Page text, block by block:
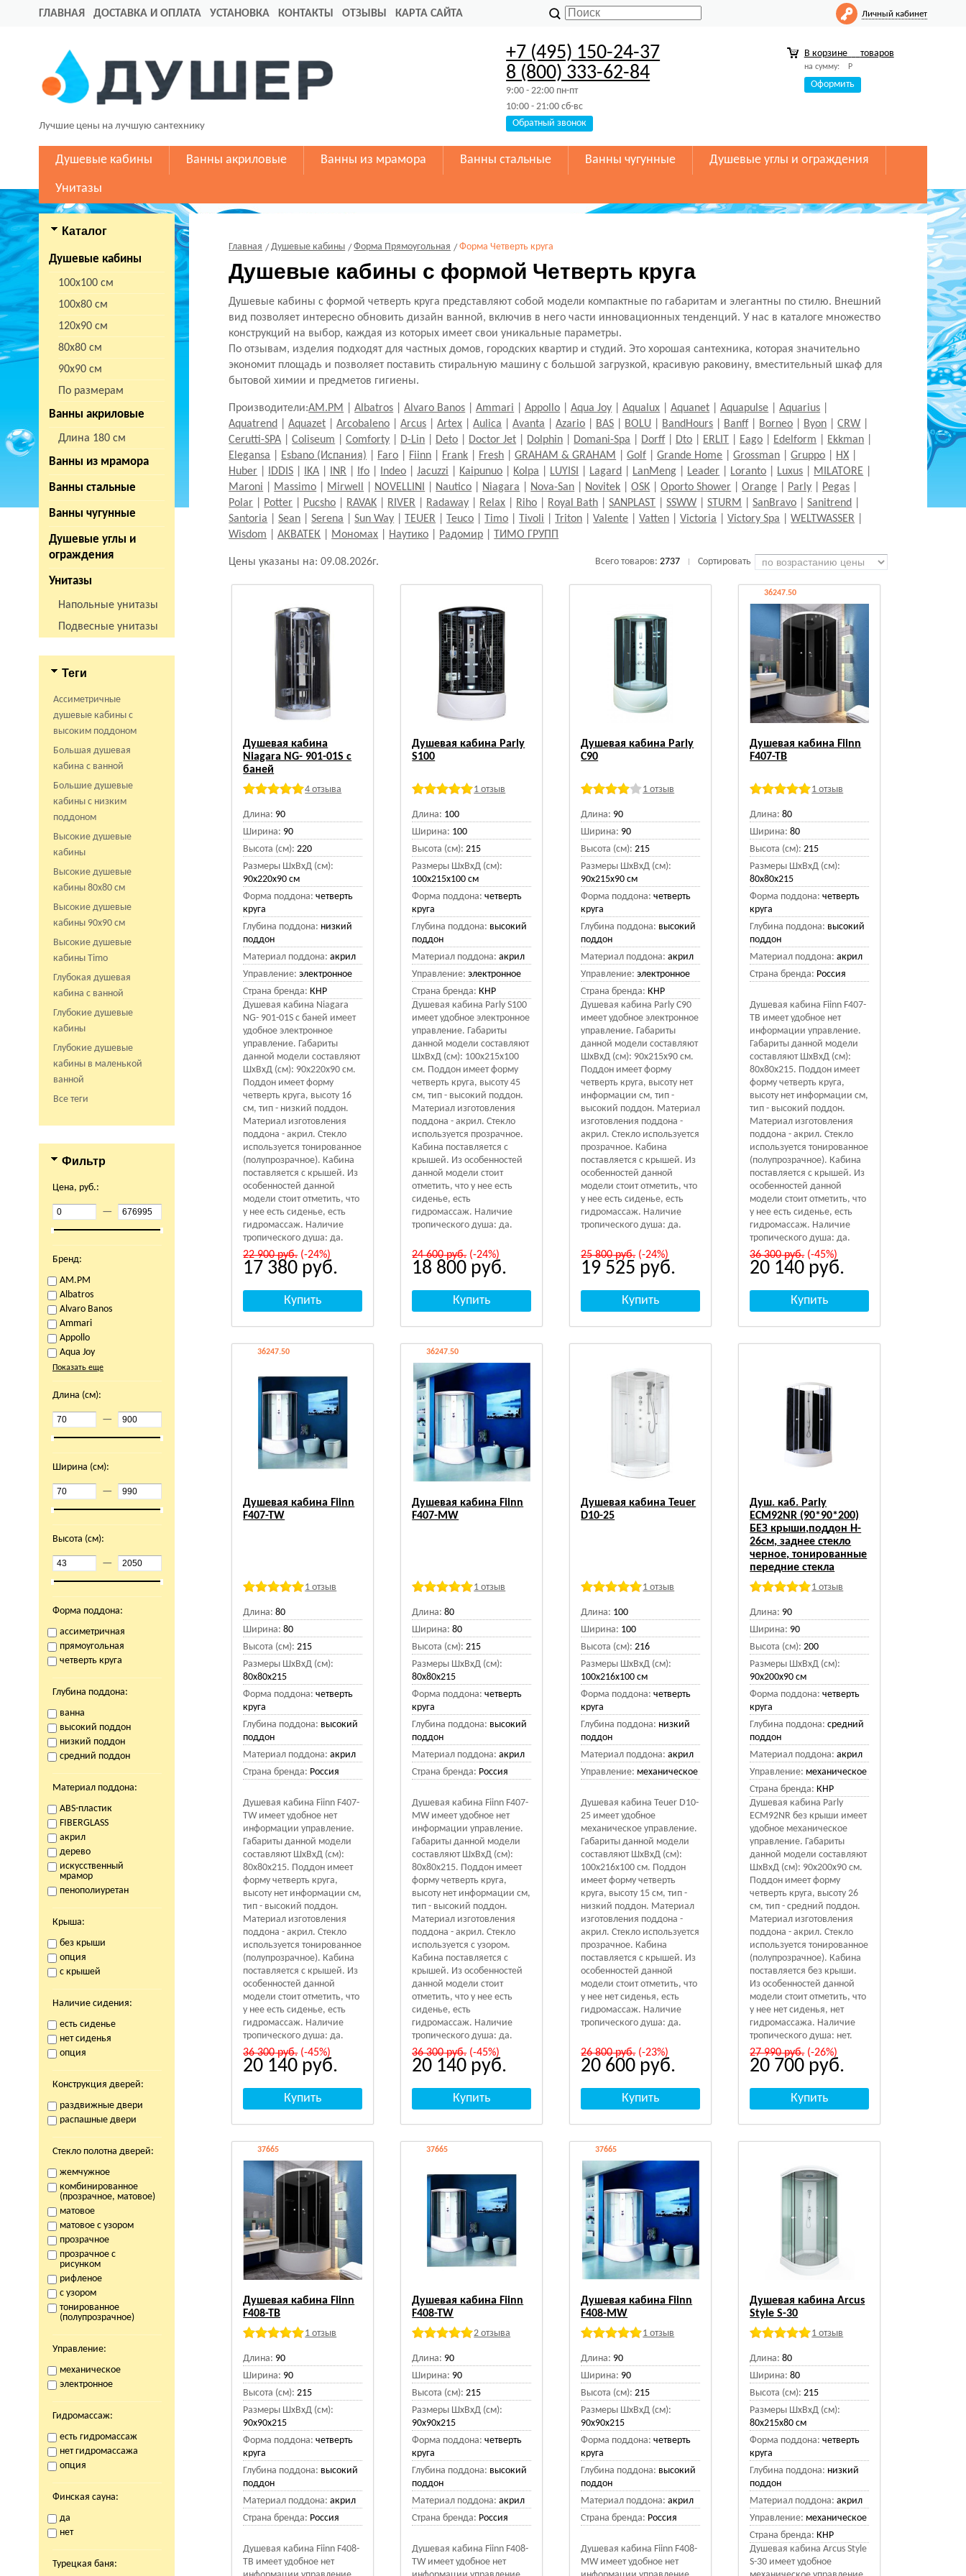
ГЛАВНАЯ ДОСТАВКА И ОПЛАТА УСТАНОВКА КОНТАКТЫ ОТЗЫВЫ КАРТА САЙТА Личный кабинет
Лучшие цены на лучшую сантехнику
+7 (495) 150-24-37
8 (800) 333-62-84
9:00 - 22:00 пн-пт
10:00 - 21:00 сб-вс
Обратный звонок
В корзине товаров
на сумму: Р
Оформить
Душевые кабины Ванны акриловые Ванны из мрамора Ванны стальные Ванны чугунные Душевые углы и ограждения
Унитазы
Каталог
Душевые кабины
100х100 см
100х80 см
120х90 см
80х80 см
90х90 см
По размерам
Ванны акриловые
Длина 180 см
Ванны из мрамора
Ванны стальные
Ванны чугунные
Душевые углы и
ограждения
Унитазы
Напольные унитазы
Подвесные унитазы
Теги
Ассиметричные
душевые кабины с
высоким поддоном
Большая душевая
кабина с ванной
Большие душевые
кабины с низким
поддоном
Высокие душевые
кабины
Высокие душевые
кабины 80х80 см
Высокие душевые
кабины 90х90 см
Высокие душевые
кабины Timo
Глубокая душевая
кабина с ванной
Глубокие душевые
кабины
Глубокие душевые
кабины в маленькой
ванной
Все теги
Фильтр
Цена, руб.:
—
Бренд:
AM.PM
Albatros
Alvaro Banos
Ammari
Appollo
Aqua Joy
Показать еще
Длина (см):
—
Ширина (см):
—
Высота (см):
—
Форма поддона:
ассиметричная
прямоугольная
четверть круга
Глубина поддона:
ванна
высокий поддон
низкий поддон
средний поддон
Материал поддона:
ABS-пластик
FIBERGLASS
акрил
дерево
искусственный
мрамор
пенополиуретан
Крыша:
без крыши
опция
с крышей
Наличие сидения:
есть сиденье
нет сиденья
опция
Конструкция дверей:
раздвижные двери
распашные двери
Стекло полотна дверей:
жемчужное
комбинированное
(прозрачное, матовое)
матовое
матовое с узором
прозрачное
прозрачное с
рисунком
рифленое
с узором
тонированное
(полупрозрачное)
Управление:
механическое
электронное
Гидромассаж:
есть гидромассаж
нет гидромассажа
опция
Финская сауна:
да
нет
Турецкая баня:
Главная Душевые кабины Форма Прямоугольная Форма Четверть круга
Душевые кабины с формой Четверть круга
Душевые кабины с формой четверть круга представляют собой модели компактные по габаритам и элегантны по стилю. Внешний
вид позволяет интересно обновить дизайн ванной, включив в него части инновационных тенденций. У нас в каталоге множество
конструкций на выбор, каждая из которых имеет свои уникальные параметры.
По отзывам, изделия подходят для частных домов, городских квартир и студий. Это хорошая сантехника, которая значительно
экономит площадь и позволяет поставить стиральную машину с большой загрузкой, красивую раковину, вместительный шкаф для
бытовой химии и предметов гигиены.
Производители:AM.PM |Albatros |Alvaro Banos |Ammari |Appollo |Aqua Joy |Aqualux |Aquanet |Aquapulse |Aquarius
Aquatrend
|Aquazet |Arcobaleno |Arcus |Artex |Aulica |Avanta |Azario BAS BOLU BandHours Banff| Borneo Byon |CRW
Cerutti-SPA |Coliseum |Comforty D-Lin Deto Doctor Jet Dolphin Domani-Spa Dorff| Dto ERLIT Eago Edelform Ekkman
Elegansa
Esbano (Испания) Faro Fiinn Frank Fresh |GRAHAM & GRAHAM |Golf |Grande Home |Grossman |Gruppo HX
Huber
IDDIS IKA INR Ifo Indeo |Jacuzzi Kaipunuo Kolpa LUYISI Lagard LanMeng Leader Loranto Luxus MILATORE
Maroni
Massimo Mirwell NOVELLINI Nautico Niagara Nova-San Novitek |OSK |Oporto Shower |Orange Parly Pegas
Polar
Potter Pucsho RAVAK RIVER Radaway Relax Riho Royal Bath |SANPLAST |SSWW |STURM |SanBravo |Sanitrend
Santoria |Sean |Serena |Sun Way TEUER Teuco Timo Tivoli Triton |Valente |Vatten |Victoria |Victory Spa |WELTWASSER
Wisdom |АКВАТЕК Мономах Наутико Радомир ТИМО ГРУПП
Цены указаны на:09.08.2026г. Всего товаров: 2737 Сортировать
Душевая кабина
Niagara NG- 901-01S с
баней
4 отзыва
Длина: 90
Ширина: 90
Высота (см): 220
Размеры ШхВхД (см):
90x220x90 см
Форма поддона: четверть
круга
Глубина поддона: низкий
поддон
Материал поддона: акрил
Управление: электронное
Страна бренда: КНР
Душевая кабина Niagara
NG- 901-01S с баней имеет
удобное электронное
управление. Габариты
данной модели составляют
ШхВхД (см): 90x220x90 см.
Поддон имеет форму
четверть круга, высоту 16
см, тип - низкий поддон.
Материал изготовления
поддона - акрил. Стекло
используется тонированное
(полупрозрачное). Кабина
поставляется с крышей. Из
особенностей данной
модели стоит отметить, что
у нее есть сиденье, есть
гидромассаж. Наличие
тропического душа: да.
22 900руб.(-24%)
17 380 руб.
Душевая кабина Parly
S100
1 отзыв
Длина: 100
Ширина: 100
Высота (см): 215
Размеры ШхВхД (см):
100x215x100 см
Форма поддона: четверть
круга
Глубина поддона: высокий
поддон
Материал поддона: акрил
Управление: электронное
Страна бренда: КНР
Душевая кабина Parly S100
имеет удобное электронное
управление. Габариты
данной модели составляют
ШхВхД (см): 100x215x100
см. Поддон имеет форму
четверть круга, высоту 45
см, тип - высокий поддон.
Материал изготовления
поддона - акрил. Стекло
используется прозрачное.
Кабина поставляется с
крышей. Из особенностей
данной модели стоит
отметить, что у нее есть
сиденье, есть
гидромассаж. Наличие
тропического душа: да.
24 600руб.(-24%)
18 800 руб.
Душевая кабина Parly
C90
1 отзыв
Длина: 90
Ширина: 90
Высота (см): 215
Размеры ШхВхД (см):
90x215x90 см
Форма поддона: четверть
круга
Глубина поддона: высокий
поддон
Материал поддона: акрил
Управление: электронное
Страна бренда: КНР
Душевая кабина Parly C90
имеет удобное электронное
управление. Габариты
данной модели составляют
ШхВхД (см): 90x215x90 см.
Поддон имеет форму
четверть круга, высоту нет
информации см, тип -
высокий поддон. Материал
изготовления поддона -
акрил. Стекло используется
прозрачное. Кабина
поставляется с крышей. Из
особенностей данной
модели стоит отметить, что
у нее есть сиденье, есть
гидромассаж. Наличие
тропического душа: да.
25 800руб.(-24%)
19 525 руб.
36247.50
Душевая кабина Fiinn
F407-TB
1 отзыв
Длина: 80
Ширина: 80
Высота (см): 215
Размеры ШхВхД (см):
80х80х215
Форма поддона: четверть
круга
Глубина поддона: высокий
поддон
Материал поддона: акрил
Страна бренда: Россия
Душевая кабина Fiinn F407-
TB имеет удобное нет
информации управление.
Габариты данной модели
составляют ШхВхД (см):
80х80х215. Поддон имеет
форму четверть круга,
высоту нет информации см,
тип - высокий поддон.
Материал изготовления
поддона - акрил. Стекло
используется тонированное
(полупрозрачное). Кабина
поставляется с крышей. Из
особенностей данной
модели стоит отметить, что
у нее есть сиденье, есть
гидромассаж. Наличие
тропического душа: да.
36 300руб.(-45%)
20 140 руб.
36247.50
Душевая кабина Fiinn
F407-TW
1 отзыв
Длина: 80
Ширина: 80
Высота (см): 215
Размеры ШхВхД (см):
80х80х215
Форма поддона: четверть
круга
Глубина поддона: высокий
поддон
Материал поддона: акрил
Страна бренда: Россия
Душевая кабина Fiinn F407-
TW имеет удобное нет
информации управление.
Габариты данной модели
составляют ШхВхД (см):
80х80х215. Поддон имеет
форму четверть круга,
высоту нет информации см,
тип - высокий поддон.
Материал изготовления
поддона - акрил. Стекло
используется тонированное
(полупрозрачное). Кабина
поставляется с крышей. Из
особенностей данной
модели стоит отметить, что
у нее есть сиденье, есть
гидромассаж. Наличие
тропического душа: да.
36 300руб.(-45%)
20 140 руб.
36247.50
Душевая кабина Fiinn
F407-MW
1 отзыв
Длина: 80
Ширина: 80
Высота (см): 215
Размеры ШхВхД (см):
80х80х215
Форма поддона: четверть
круга
Глубина поддона: высокий
поддон
Материал поддона: акрил
Страна бренда: Россия
Душевая кабина Fiinn F407-
MW имеет удобное нет
информации управление.
Габариты данной модели
составляют ШхВхД (см):
80х80х215. Поддон имеет
форму четверть круга,
высоту нет информации см,
тип - высокий поддон.
Материал изготовления
поддона - акрил. Стекло
используется с узором.
Кабина поставляется с
крышей. Из особенностей
данной модели стоит
отметить, что у нее есть
сиденье, есть
гидромассаж. Наличие
тропического душа: да.
36 300руб.(-45%)
20 140 руб.
Душевая кабина Teuer
D10-25
1 отзыв
Длина: 100
Ширина: 100
Высота (см): 216
Размеры ШхВхД (см):
100x216x100 см
Форма поддона: четверть
круга
Глубина поддона: низкий
поддон
Материал поддона: акрил
Управление: механическое
Душевая кабина Teuer D10-
25 имеет удобное
механическое управление.
Габариты данной модели
составляют ШхВхД (см):
100x216x100 см. Поддон
имеет форму четверть
круга, высоту 15 см, тип -
низкий поддон. Материал
изготовления поддона -
акрил. Стекло используется
прозрачное. Кабина
поставляется с крышей. Из
особенностей данной
модели стоит отметить, что
у нее нет сиденья, есть
гидромассаж. Наличие
тропического душа: да.
26 800руб.(-23%)
20 600 руб.
Душ. каб. Parly
ECM92NR (90*90*200)
БЕЗ крыши,поддон H-
26см, заднее стекло
черное, тонированные
передние стекла
1 отзыв
Длина: 90
Ширина: 90
Высота (см): 200
Размеры ШхВхД (см):
90x200x90 см
Форма поддона: четверть
круга
Глубина поддона: средний
поддон
Материал поддона: акрил
Управление: механическое
Страна бренда: КНР
Душевая кабина Parly
ECM92NR без крыши имеет
удобное механическое
управление. Габариты
данной модели составляют
ШхВхД (см): 90x200x90 см.
Поддон имеет форму
четверть круга, высоту 26
см, тип - средний поддон.
Материал изготовления
поддона - акрил. Стекло
используется тонированное
(полупрозрачное). Кабина
поставляется без крыши.
Из особенностей данной
модели стоит отметить, что
у нее нет сиденья, нет
гидромассажа. Наличие
тропического душа: нет.
27 990руб.(-26%)
20 700 руб.
37665
Душевая кабина Fiinn
F408-TB
1 отзыв
Длина: 90
Ширина: 90
Высота (см): 215
Размеры ШхВхД (см):
90х90х215
Форма поддона: четверть
круга
Глубина поддона: высокий
поддон
Материал поддона: акрил
Страна бренда: Россия
Душевая кабина Fiinn F408-
TB имеет удобное нет
37665
Душевая кабина Fiinn
F408-TW
2 отзыва
Длина: 90
Ширина: 90
Высота (см): 215
Размеры ШхВхД (см):
90х90х215
Форма поддона: четверть
круга
Глубина поддона: высокий
поддон
Материал поддона: акрил
Страна бренда: Россия
Душевая кабина Fiinn F408-
TW имеет удобное нет
37665
Душевая кабина Fiinn
F408-MW
1 отзыв
Длина: 90
Ширина: 90
Высота (см): 215
Размеры ШхВхД (см):
90х90х215
Форма поддона: четверть
круга
Глубина поддона: высокий
поддон
Материал поддона: акрил
Страна бренда: Россия
Душевая кабина Fiinn F408-
MW имеет удобное нет
Душевая кабина Arcus
Style S-30
1 отзыв
Длина: 80
Ширина: 80
Высота (см): 215
Размеры ШхВхД (см):
80x215x80 см
Форма поддона: четверть
круга
Глубина поддона: низкий
поддон
Материал поддона: акрил
Управление: механическое
Страна бренда: КНР
Душевая кабина Arcus Style
S-30 имеет удобное